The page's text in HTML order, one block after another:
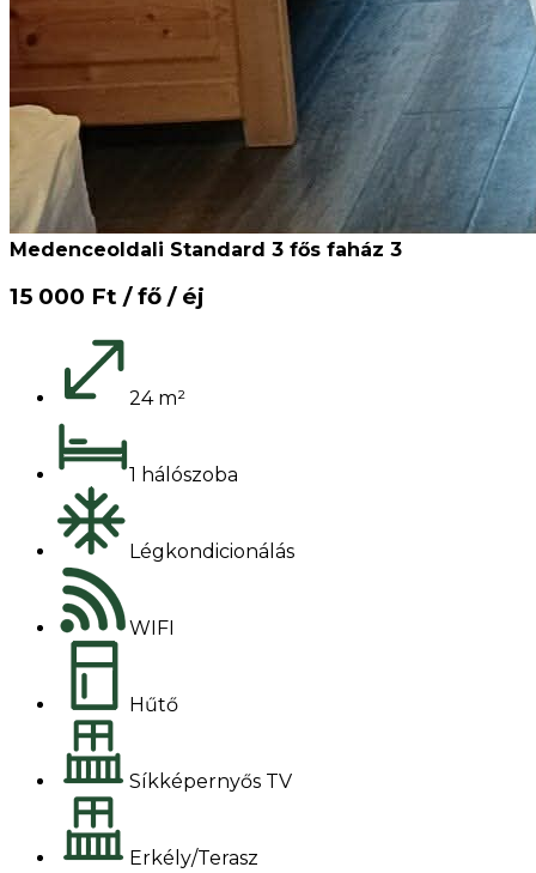
Medenceoldali Standard 3 fős faház 3
15 000 Ft / fő / éj
24 m²
1 hálószoba
Légkondicionálás
WIFI
Hűtő
Síkképernyős TV
Erkély/Terasz